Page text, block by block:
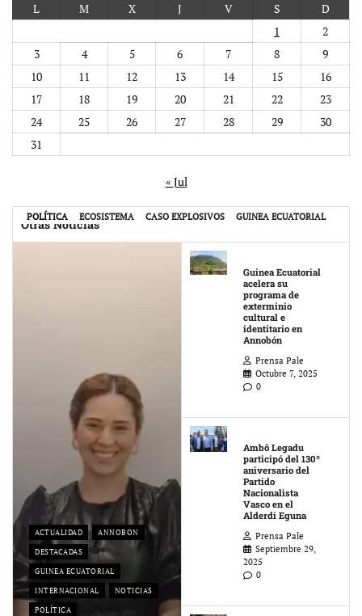
L
M X J V S
D
1
2
3
4 5 6 7 8
9
10
11 12 13 14 15
16
17
18 19 20 21 22
23
24
25 26 27 28 29
30
31
« Jul
Otras Noticias
POLÍTICA ECOSISTEMA CASO EXPLOSIVOS GUINEA ECUATORIAL
ACTUALIDAD
ANNOBON
DESTACADAS
GUINEA ECUATORIAL
INTERNACIONAL
NOTICIAS
POLÍTICA
Guinea Ecuatorial
acelera su
programa de
exterminio
cultural e
identitario en
Annobón
Prensa Pale
Octubre 7, 2025
0
Ambô Legadu
participó del 130º
aniversario del
Partido
Nacionalista
Vasco en el
Alderdi Eguna
Prensa Pale
Septiembre 29,
2025
0